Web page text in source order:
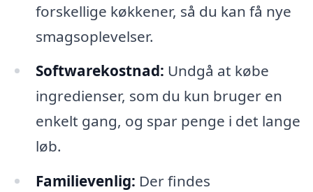
forskellige køkkener, så du kan få nye
smagsoplevelser.
Softwarekostnad: Undgå at købe
ingredienser, som du kun bruger en
enkelt gang, og spar penge i det lange
løb.
Familievenlig: Der findes